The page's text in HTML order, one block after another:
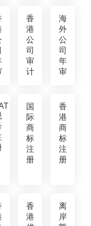
香
港
公
司
审
计
海
外
公
司
年
审
国
际
商
标
注
册
香
港
商
标
注
册
香
港
离
岸